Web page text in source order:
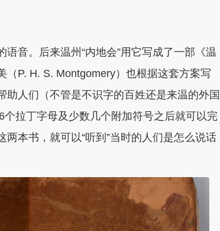
音。后来温州“内地会”用它写成了一部《温
P. H. S. Montgomery）也根据这套方案写
人们（不管是不识字的百姓还是来温的外国
个拉丁字母及少数几个附加符号之后就可以完
本书，就可以“听到”当时的人们是怎么说话